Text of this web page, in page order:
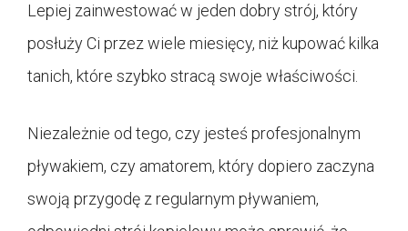
Lepiej zainwestować w jeden dobry strój, który
posłuży Ci przez wiele miesięcy, niż kupować kilka
tanich, które szybko stracą swoje właściwości.
Niezależnie od tego, czy jesteś profesjonalnym
pływakiem, czy amatorem, który dopiero zaczyna
swoją przygodę z regularnym pływaniem,